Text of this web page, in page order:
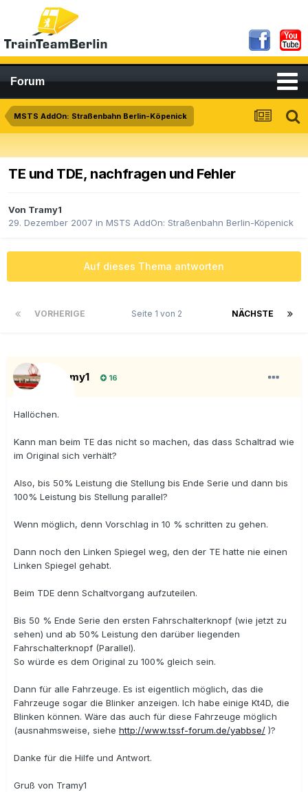
Forum
MSTS AddOn: Straßenbahn Berlin-Köpenick
TE und TDE, nachfragen und Fehler
Von Tramy1
29. Dezember 2007 in MSTS AddOn: Straßenbahn Berlin-Köpenick
Auf dieses Thema antworten
VORHERIGE NÄCHSTE
Seite 1 von 2
Tramy1 16
Hallöchen.
Kann man beim TE das nicht so machen, das dass Schaltrad wie
im Original sich verhält?
Also, bis 50% Leistung die Stellung bis Ende Serie und dann bis
100% Leistung bis Stellung parallel?
Wenn möglich, denn Vorschlag in 10 % schritten zu gehen.
Dann noch den Linken Spiegel weg, den der TE hatte nie einen
Linken Spiegel gehabt.
Beim TDE denn Schaltvorgang aufzuteilen.
Bis 50 % Ende Serie den ersten Fahrschalterknopf (wie jetzt zu
sehen) und ab 50% Leistung den darüber liegenden
Fahrschalterknopf (Parallel).
So würde es dem Original zu 100% gleich sein.
Dann für alle Fahrzeuge. Es ist eigentlich möglich, das die
Fahrzeuge sogar die Blinker anzeigen. Ich habe einige Kt4D, die
Blinken können. Wäre das auch für diese Fahrzeuge möglich
(ausnahmsweise, siehe http://www.tssf-forum.de/yabbse/ )?
Danke für die Hilfe und Antwort.
Gruß von Tramy1